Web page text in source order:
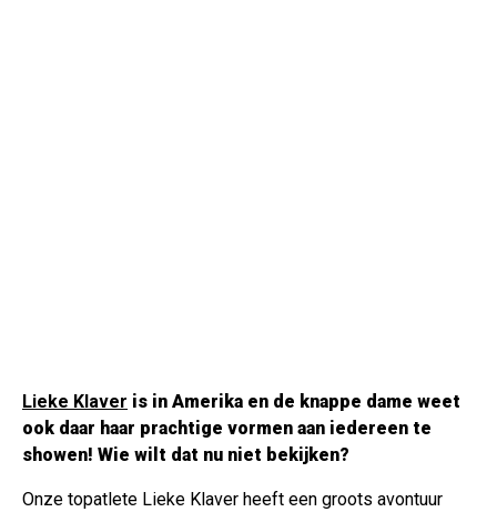
Lieke Klaver is in Amerika en de knappe dame weet
ook daar haar prachtige vormen aan iedereen te
showen! Wie wilt dat nu niet bekijken?
Onze topatlete Lieke Klaver heeft een groots avontuur